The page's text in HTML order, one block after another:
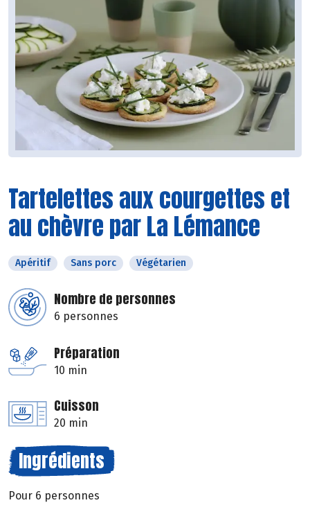
Tartelettes aux courgettes et
au chèvre par La Lémance
Apéritif Sans porc Végétarien
Nombre de personnes
6 personnes
Préparation
10 min
Cuisson
20 min
Ingrédients
Pour 6 personnes